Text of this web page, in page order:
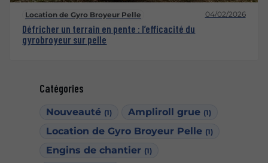
Catégories
Nouveauté (1) Ampliroll grue (1)
Location de Gyro Broyeur Pelle (1)
Engins de chantier (1)
Location de Gyro Broyeur Pelle 04/02/2026
Défricher un terrain en pente : l’efficacité du
gyrobroyeur sur pelle